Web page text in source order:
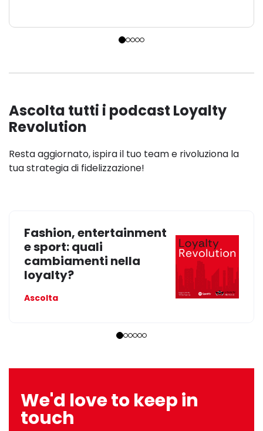
Ascolta tutti i podcast Loyalty
Revolution
Resta aggiornato, ispira il tuo team e rivoluziona la
tua strategia di fidelizzazione!
Fashion, entertainment
e sport: quali
cambiamenti nella
loyalty?
Ascolta
We'd love to keep in
touch